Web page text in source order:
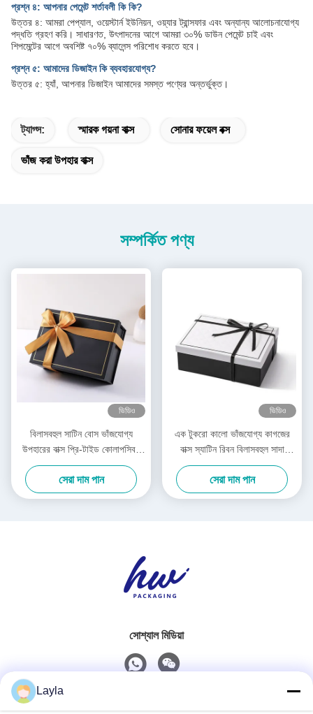
প্রশ্ন ৪: আপনার পেমেন্ট শর্তাবলী কি কি?
উত্তর ৪: আমরা পেপ্যাল, ওয়েস্টার্ন ইউনিয়ন, ওয়্যার ট্রান্সফার এবং অন্যান্য আলোচনাযোগ্য
পদ্ধতি গ্রহণ করি। সাধারণত, উৎপাদনের আগে আমরা ৩০% ডাউন পেমেন্ট চাই এবং
শিপমেন্টের আগে অবশিষ্ট ৭০% ব্যালেন্স পরিশোধ করতে হবে।
প্রশ্ন ৫: আমাদের ডিজাইন কি ব্যবহারযোগ্য?
উত্তর ৫: হ্যাঁ, আপনার ডিজাইন আমাদের সমস্ত পণ্যের অন্তর্ভুক্ত।
ট্যাগ্স: স্মারক গয়না বাক্স সোনার ফয়েল বক্স
ভাঁজ করা উপহার বাক্স
সম্পর্কিত পণ্য
ভিডিও
বিলাসবহুল সাটিন বোস ভাঁজযোগ্য
উপহারের বাক্স প্রি-টাইড কোলাপসিবল
প্যাকেজিং বক্স
সেরা দাম পান
ভিডিও
এক টুকরো কালো ভাঁজযোগ্য কাগজের
বাক্স স্যাটিন রিবন বিলাসবহুল সাদা
ভাঁজযোগ্য বাক্স
সেরা দাম পান
সোশ্যাল মিডিয়া
Layla